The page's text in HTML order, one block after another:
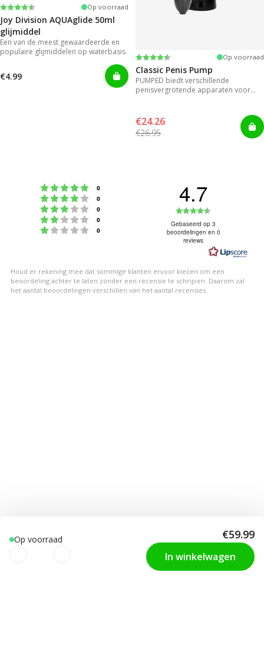
Op voorraad €59.99
In winkelwagen
Beoordeling:
4.2 uit 5 sterren Op voorraad
Joy Division AQUAglide 50ml
glijmiddel
Een van de meest gewaardeerde en
populaire glijmiddelen op waterbasis
€4.99
Beoordeling:
4.3 uit 5 sterren Op voorraad
Classic Penis Pump
PUMPED biedt verschillende
penisvergrotende apparaten voor
€24.26
€26.95
Beoordeling: 5 uit 5 sterren
0
Beoordeling: 4 uit 5 sterren
0
Beoordeling: 3 uit 5 sterren
0
Beoordeling: 2 uit 5 sterren
0
Beoordeling: 1 uit 5 sterren
0
4.7
4.7
uit
5
Gebaseerd op 3
beoordelingen en 0
reviews
Houd er rekening mee dat sommige klanten ervoor kiezen om een
beoordeling achter te laten zonder een recensie te schrijven. Daarom zal
het aantal beoordelingen verschillen van het aantal recensies.